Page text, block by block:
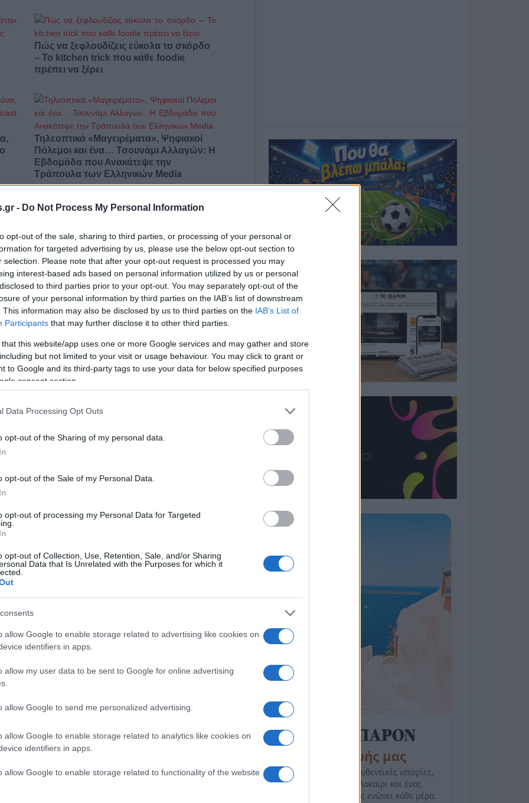
- Do Not Process My Personal Information
opt-out of the sale, sharing to third parties, or processing of your personal or
for targeted advertising by us, please use the below opt-out section to
selection. Please note that after your opt-out request is processed you may
interest-based ads based on personal information utilized by us or personal
to third parties prior to your opt-out. You may separately opt-out of the
of your personal information by third parties on the IAB’s list of downstream
This information may also be disclosed by us to third parties on the IAB’s List of
Participants that may further disclose it to other third parties.
that this website/app uses one or more Google services and may gather and store
but not limited to your visit or usage behaviour. You may click to grant or
to Google and its third-party tags to use your data for below specified purposes
consent section.
Data Processing Opt Outs
opt-out of the Sharing of my personal data.
opt-out of the Sale of my Personal Data.
opt-out of processing my Personal Data for Targeted
opt-out of Collection, Use, Retention, Sale, and/or Sharing
Data that Is Unrelated with the Purposes for which it
allow Google to enable storage related to advertising like cookies on
identifiers in apps.
allow my user data to be sent to Google for online advertising
allow Google to send me personalized advertising.
allow Google to enable storage related to analytics like cookies on
identifiers in apps.
allow Google to enable storage related to functionality of the website
Πώς να ξεφλουδίζεις εύκολα το σκόρδο
– Το kitchen trick που κάθε foodie
πρέπει να ξέρει
Τηλεοπτικά «Μαγειρέματα», Ψηφιακοί
Πόλεμοι και ένα… Τσουνάμι Αλλαγών: Η
Εβδομάδα που Ανακάτεψε την
Τράπουλα των Ελληνικών Media
συμπαρασύρει την κυβέρνηση
Ο καιρός των επομένων ημερών:
Κανονικός Αύγουστος με δυνατούς
θερμοκρασίας
της Ζωής μας
Οι άνθρωποι, οι αυθεντικές ιστορίες,
το ελληνικό καλοκαίρι και ένας
πολιτισμός που μας ενώνει κάθε μέρα.